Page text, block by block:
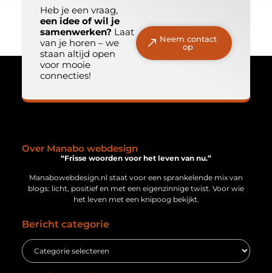
Heb je een vraag,
een idee of wil je
samenwerken? Laat
van je horen – we
staan altijd open
voor mooie
connecties!
Neem contact
op
Over Manabo webdesign
“Frisse woorden voor het leven van nu.”
Manabowebdesign.nl staat voor een sprankelende mix van
blogs: licht, positief en met een eigenzinnige twist. Voor wie
het leven met een knipoog bekijkt.
Bericht categorie